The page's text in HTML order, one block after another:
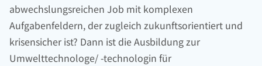
abwechslungsreichen Job mit komplexen
Aufgabenfeldern, der zugleich zukunftsorientiert und
krisensicher ist? Dann ist die Ausbildung zur
Umwelttechnologe/ -technologin für